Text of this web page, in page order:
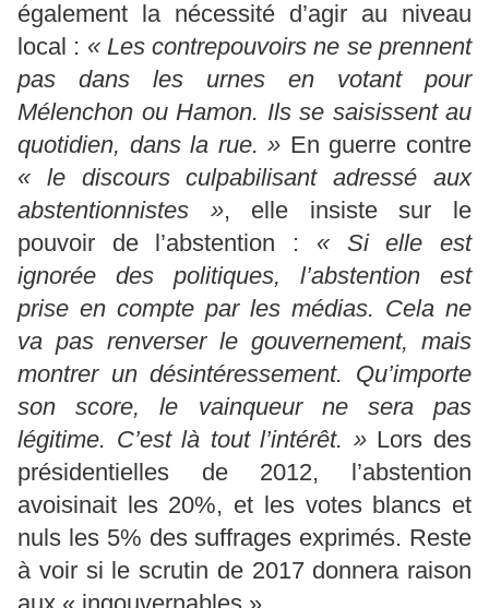
également la nécessité d’agir au niveau
local : « Les contrepouvoirs ne se prennent
pas dans les urnes en votant pour
Mélenchon ou Hamon. Ils se saisissent au
quotidien, dans la rue. » En guerre contre
« le discours culpabilisant adressé aux
abstentionnistes », elle insiste sur le
pouvoir de l’abstention : « Si elle est
ignorée des politiques, l’abstention est
prise en compte par les médias. Cela ne
va pas renverser le gouvernement, mais
montrer un désintéressement. Qu’importe
son score, le vainqueur ne sera pas
légitime. C’est là tout l’intérêt. »Lors des
présidentielles de 2012, l’abstention
avoisinait les 20%, et les votes blancs et
nuls les 5% des suffrages exprimés. Reste
à voir si le scrutin de 2017 donnera raison